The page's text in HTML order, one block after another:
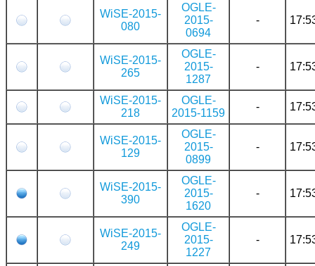
WiSE-2015-
080
OGLE-
2015-
0694
-
WiSE-2015-
265
OGLE-
2015-
1287
-
WiSE-2015-
218
OGLE-
2015-1159
-
WiSE-2015-
129
OGLE-
2015-
0899
-
WiSE-2015-
390
OGLE-
2015-
1620
-
WiSE-2015-
249
OGLE-
2015-
1227
-